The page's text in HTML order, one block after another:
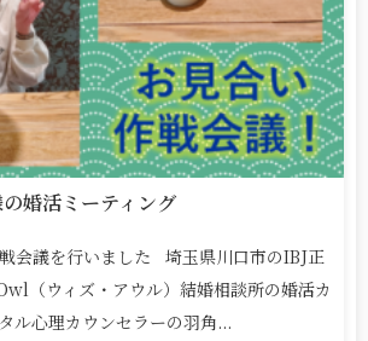
婚活ミーティング
会議を行いました 埼玉県川口市のIBJ正
（ウィズ・アウル）結婚相談所の婚活カ
ル心理カウンセラーの羽角...